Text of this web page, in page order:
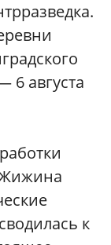
6 августа
Жижина
к